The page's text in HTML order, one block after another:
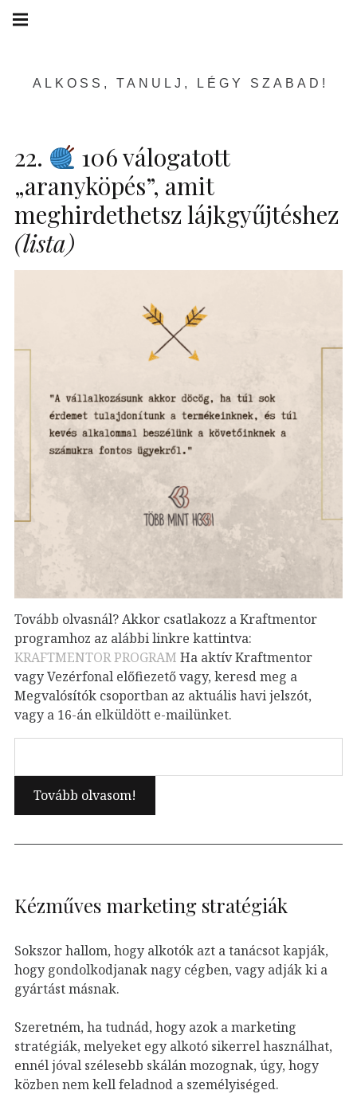
Skip
ALKOSS, TANULJ, LÉGY SZABAD!
navigation
22.
106 válogatott
„aranyköpés”, amit
meghirdethetsz lájkgyűjtéshez
(lista)
Tovább olvasnál? Akkor csatlakozz a Kraftmentor
programhoz az alábbi linkre kattintva:
KRAFTMENTOR PROGRAM Ha aktív Kraftmentor
vagy Vezérfonal előfiezető vagy, keresd meg a
Megvalósítók csoportban az aktuális havi jelszót,
vagy a 16-án elküldött e-mailünket.
Kézműves marketing stratégiák
Sokszor hallom, hogy alkotók azt a tanácsot kapják,
hogy gondolkodjanak nagy cégben, vagy adják ki a
gyártást másnak.
Szeretném, ha tudnád, hogy azok a marketing
stratégiák, melyeket egy alkotó sikerrel használhat,
ennél jóval szélesebb skálán mozognak, úgy, hogy
közben nem kell feladnod a személyiséged.